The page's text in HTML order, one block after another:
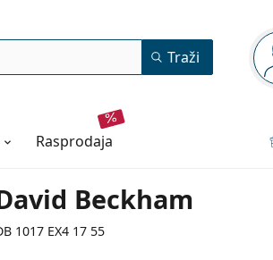
Traži
rasprodaja
Beckham
1017 EX4 17 55